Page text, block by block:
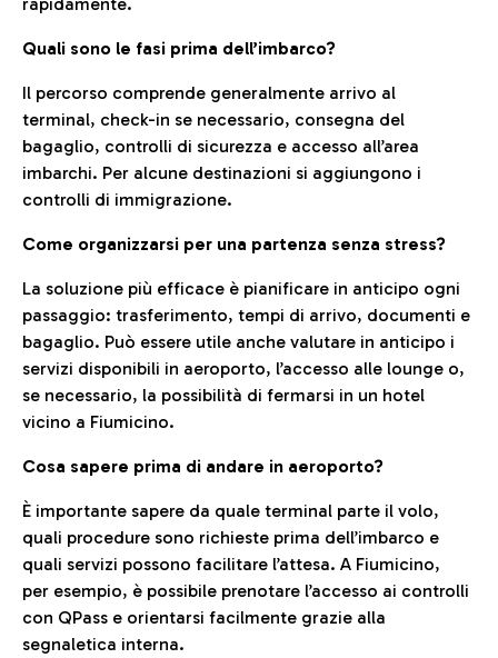
Quali sono le fasi prima dell’imbarco?
Il percorso comprende generalmente arrivo al
terminal, check-in se necessario, consegna del
bagaglio, controlli di sicurezza e accesso all’area
imbarchi. Per alcune destinazioni si aggiungono i
controlli di immigrazione.
Come organizzarsi per una partenza senza stress?
La soluzione più efficace è pianificare in anticipo ogni
passaggio: trasferimento, tempi di arrivo, documenti e
bagaglio. Può essere utile anche valutare in anticipo i
servizi disponibili in aeroporto, l’accesso alle lounge o,
se necessario, la possibilità di fermarsi in un hotel
vicino a Fiumicino.
Cosa sapere prima di andare in aeroporto?
È importante sapere da quale terminal parte il volo,
quali procedure sono richieste prima dell’imbarco e
quali servizi possono facilitare l’attesa. A Fiumicino,
per esempio, è possibile prenotare l’accesso ai controlli
con QPass e orientarsi facilmente grazie alla
segnaletica interna.